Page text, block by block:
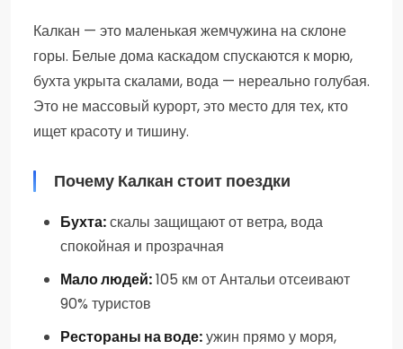
Калкан — это маленькая жемчужина на склоне
горы. Белые дома каскадом спускаются к морю,
бухта укрыта скалами, вода — нереально голубая.
Это не массовый курорт, это место для тех, кто
ищет красоту и тишину.
Почему Калкан стоит поездки
Бухта:скалы защищают от ветра, вода
спокойная и прозрачная
Мало людей:105 км от Антальи отсеивают
90% туристов
Рестораны на воде:ужин прямо у моря,